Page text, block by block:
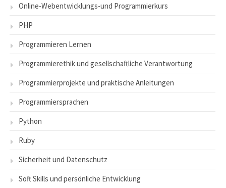
Online-Webentwicklungs-und Programmierkurs
PHP
Programmieren Lernen
Programmierethik und gesellschaftliche Verantwortung
Programmierprojekte und praktische Anleitungen
Programmiersprachen
Python
Ruby
Sicherheit und Datenschutz
Soft Skills und persönliche Entwicklung